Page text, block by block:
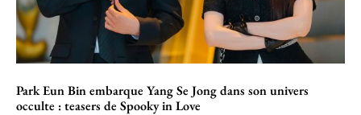
Park Eun Bin embarque Yang Se Jong dans son univers
occulte : teasers de Spooky in Love